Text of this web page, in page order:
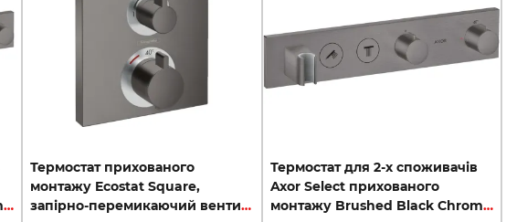
монтажу Brushed Black Chrome 18357340
Термостат прихованого
монтажу Ecostat Square,
запірно-перемикаючий вентиль, 2-ох режимний, Brushed Black Chrome (15714340)
Термостат для 2-х споживачів
Axor Select прихованого
монтажу Brushed Black Chrome 18355340